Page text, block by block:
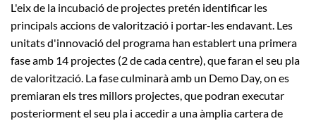
L'eix de la incubació de projectes pretén identificar les
principals accions de valorització i portar-les endavant. Les
unitats d'innovació del programa han establert una primera
fase amb 14 projectes (2 de cada centre), que faran el seu pla
de valorització. La fase culminarà amb un Demo Day, on es
premiaran els tres millors projectes, que podran executar
posteriorment el seu pla i accedir a una àmplia cartera de